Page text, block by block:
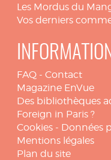
Les Mordus du
Vos derniers
FAQ - Contact
Magazine EnVue
Des bibliothèques
Foreign in Paris ?
Cookies - Données
Mentions légales
Plan du site